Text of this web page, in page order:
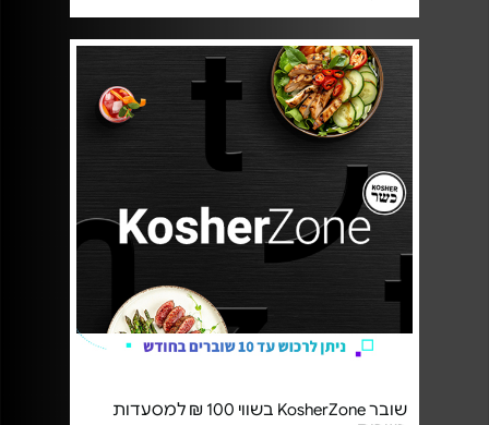
שובר KosherZone בשווי 100 ₪ למסעדות